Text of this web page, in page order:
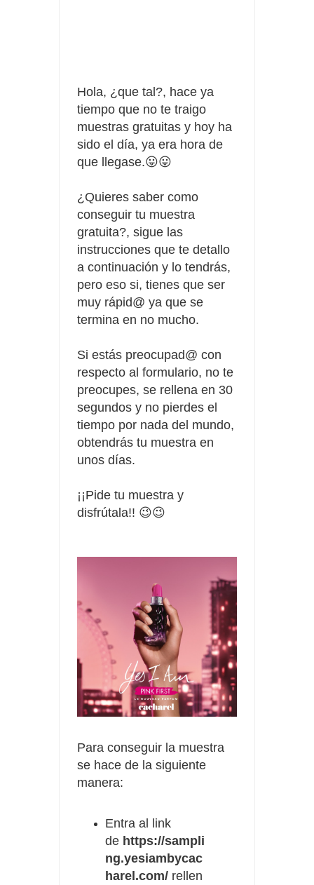
Hola, ¿que tal?, hace ya
tiempo que no te traigo
muestras gratuitas y hoy ha
sido el día, ya era hora de
que llegase.😛😛
¿Quieres saber como
conseguir tu muestra
gratuita?, sigue las
instrucciones que te detallo
a continuación y lo tendrás,
pero eso si, tienes que ser
muy rápid@ ya que se
termina en no mucho.
Si estás preocupad@ con
respecto al formulario, no te
preocupes, se rellena en 30
segundos y no pierdes el
tiempo por nada del mundo,
obtendrás tu muestra en
unos días.
¡¡Pide tu muestra y
disfrútala!! 😉😉
Para conseguir la muestra
se hace de la siguiente
manera:
Entra al link
de https://sampli
ng.yesiambycac
harel.com/ rellen